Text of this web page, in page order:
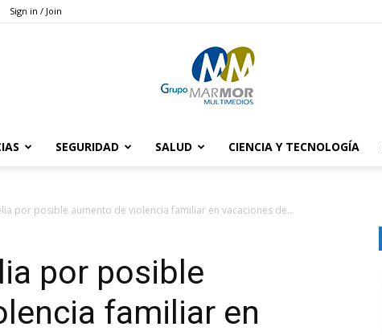
Sign in / Join
SEGURIDAD SALUD CIENCIA Y TECNOLOGÍA
por posible aumento de violencia familiar en vacaciones de...
por posible
familiar en